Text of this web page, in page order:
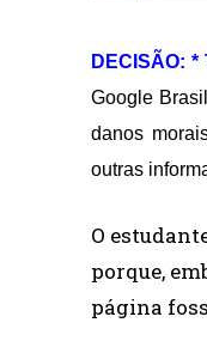
DECISÃO: *
Google
danos
outras
O
porque,
página